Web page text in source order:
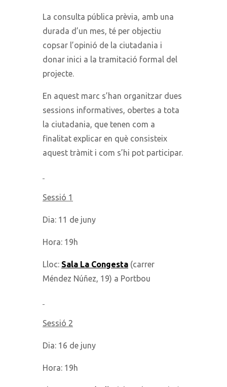
La consulta pública prèvia, amb una
durada d’un mes, té per objectiu
copsar l’opinió de la ciutadania i
donar inici a la tramitació formal del
projecte.
En aquest marc s’han organitzar dues
sessions informatives, obertes a tota
la ciutadania, que tenen com a
finalitat explicar en què consisteix
aquest tràmit i com s’hi pot participar.
Sessió 1
Dia: 11 de juny
Hora: 19h
Lloc: Sala La Congesta (carrer
Méndez Núñez, 19) a Portbou
Sessió 2
Dia: 16 de juny
Hora: 19h